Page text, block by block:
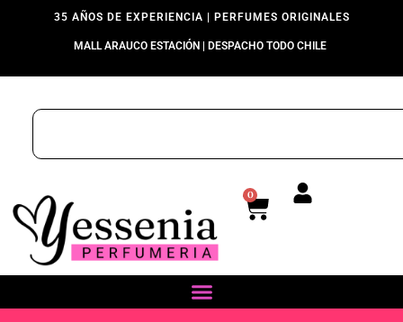
35 AÑOS DE EXPERIENCIA | PERFUMES ORIGINALES
MALL ARAUCO ESTACIÓN | DESPACHO TODO CHILE
0